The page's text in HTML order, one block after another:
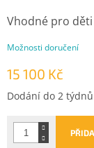
15 100 Kč
Měrná
Dodání do 2 týdnů
Možnosti doručení
Vhodné pro